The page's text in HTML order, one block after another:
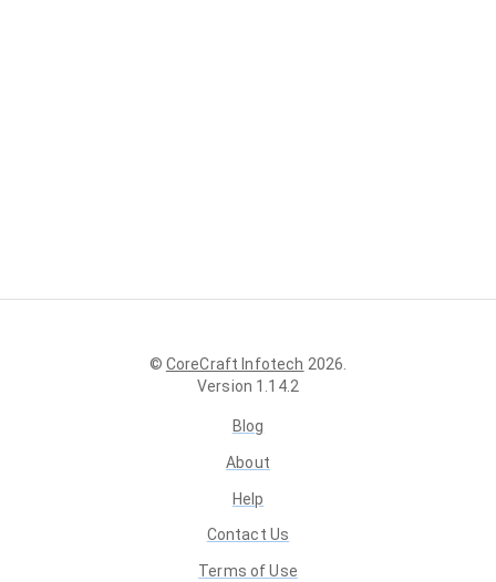
© CoreCraft Infotech 2026
Version 1.14.2
Blog
About
Help
Contact Us
Terms of Use